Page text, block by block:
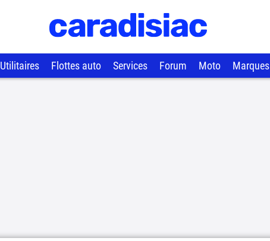
Utilitaires Flottes auto Services Forum Moto Marques